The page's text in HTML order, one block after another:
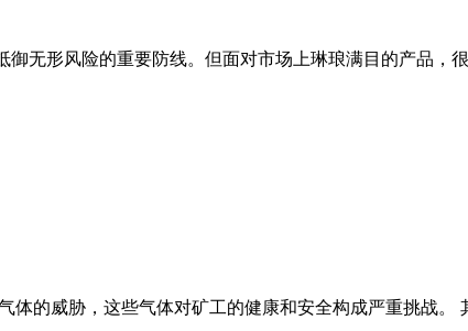
无形风险的重要防线。但面对市场上琳琅满目的产品，
的威胁，这些气体对矿工的健康和安全构成严重挑战